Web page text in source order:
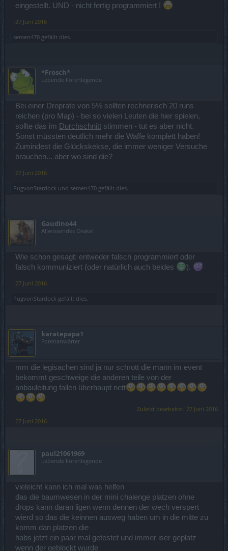
eingestellt. UND - nicht fertig programmiert !
27 Juni 2016
semen470 gefällt dies.
*Frosch*
Lebende Forenlegende
Bei einer Droprate von 5% sollten rechnerisch 20 runs
reichen (pro Map) - bei so vielen Leuten die hier spielen,
sollte das im Durchschnitt stimmen - tut es aber nicht.
Sonst müssten deutlich mehr die Waffe komplett haben!
Zumindest die Glückskekse, die immer weniger Versuche
brauchen... aber wo sind die?
27 Juni 2016
PugvonStardock und semen470 gefällt dies.
Gaudino44
Allwissendes Orakel
Wie schon gesagt: entweder falsch programmiert oder
falsch kommuniziert (oder natürlich auch beides
).
27 Juni 2016
PugvonStardock gefällt dies.
karatepapa1
Forenanwärter
mm die legisachen sind ja nur schrott die mann im event
bekommt geschweige die anderen teile von der
anbauleitung fallen überhaupt nett
Zuletzt bearbeitet: 27 Juni 2016
27 Juni 2016
paul21061969
Lebende Forenlegende
vieleicht kann ich mal was helfen
das die baumwesen in der mini chalenge platzen ohne
drops kann daran ligen wenn dennen der wech verspert
wierd so das die keinnen ausweg haben um in die mitte zu
komm dan platzen die
habs jetzt ein paar mal getestet und immer iser geplatz
wenn der geblockt wurde